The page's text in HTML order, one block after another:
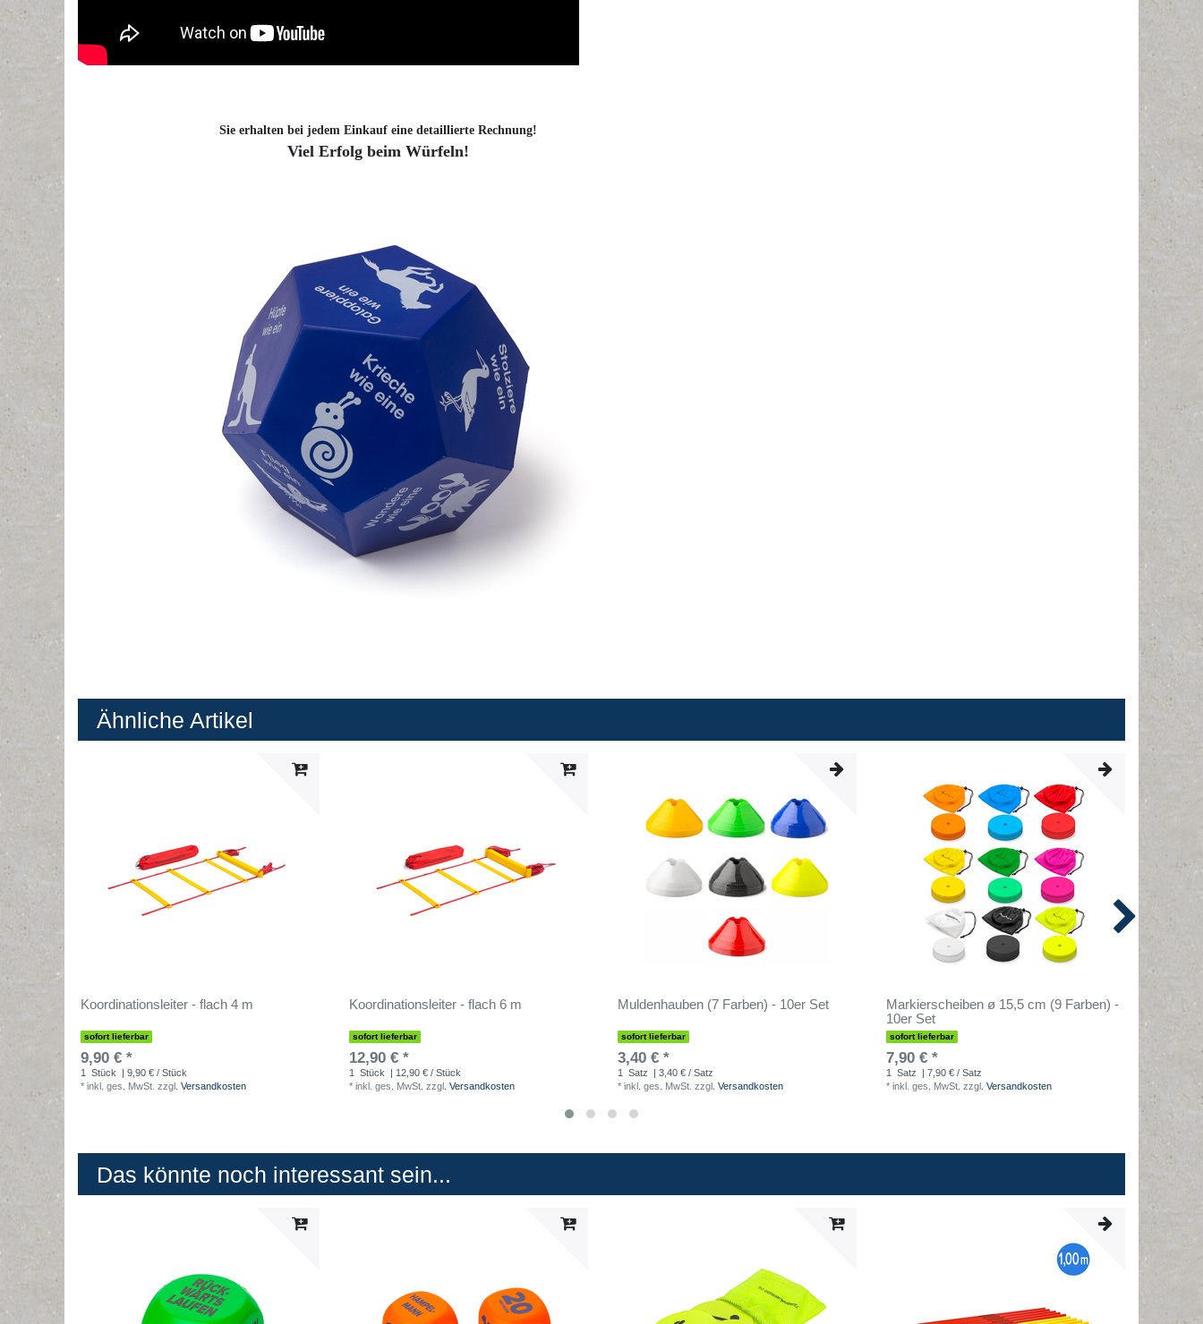
Sie erhalten bei jedem Einkauf eine detaillierte Rechnung!
Viel Erfolg beim Würfeln!
Ähnliche Artikel
Koordinationsleiter - flach 4 m
sofort lieferbar
9,90 € *
1 Stück
| 9,90 € / Stück
* inkl. ges. MwSt. zzgl. Versandkosten
Koordinationsleiter - flach 6 m
sofort lieferbar
12,90 € *
1 Stück
| 12,90 € / Stück
* inkl. ges. MwSt. zzgl. Versandkosten
Muldenhauben (7 Farben) - 10er Set
sofort lieferbar
3,40 € *
1 Satz
| 3,40 € / Satz
* inkl. ges. MwSt. zzgl. Versandkosten
Markierscheiben ø 15,5 cm (9 Farben) -
10er Set
sofort lieferbar
7,90 € *
1 Satz
| 7,90 € / Satz
* inkl. ges. MwSt. zzgl. Versandkosten
9,90 €
|
inkl.
Das könnte noch interessant sein...